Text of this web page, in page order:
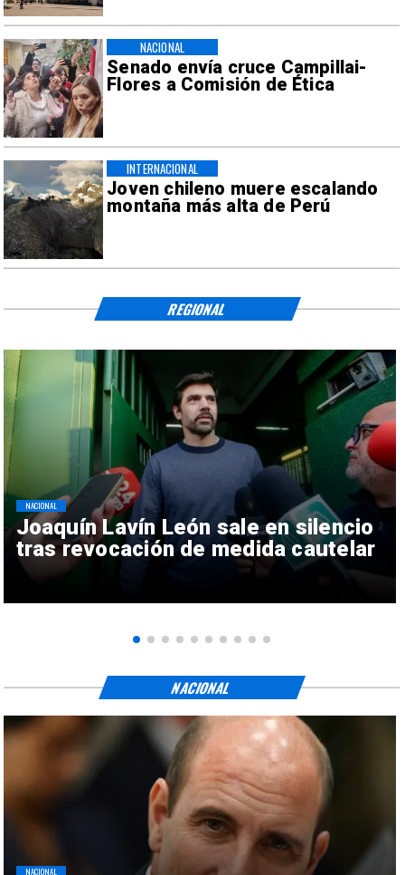
Senado envía cruce Campillai-
Flores a Comisión de Ética
NACIONAL
Joven chileno muere escalando
montaña más alta de Perú
INTERNACIONAL
Joaquín Lavín León sale en silencio
tras revocación de medida cautelar
NACIONAL
REGIONAL
NACIONAL
NACIONAL